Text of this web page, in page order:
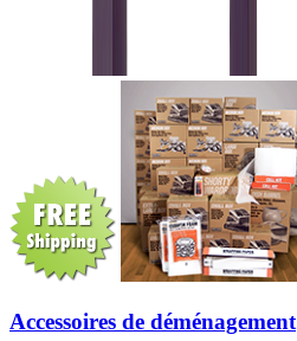
Accessoires de déménagement